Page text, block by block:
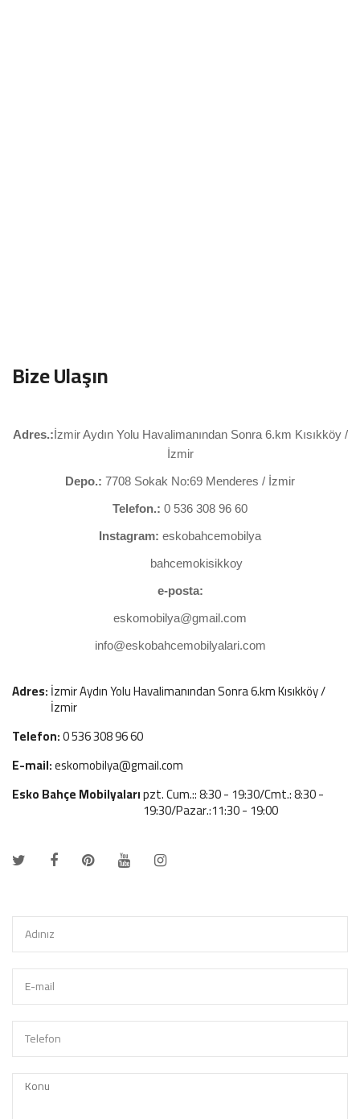
Bize Ulaşın
Adres.:İzmir Aydın Yolu Havalimanından Sonra 6.km Kısıkköy /
İzmir
Depo.: 7708 Sokak No:69 Menderes / İzmir
Telefon.: 0 536 308 96 60
Instagram: eskobahcemobilya
bahcemokisikkoy
e-posta:
eskomobilya@gmail.com
info@eskobahcemobilyalari.com
Adres:İzmir Aydın Yolu Havalimanından Sonra 6.km Kısıkköy /
İzmir
Telefon:0 536 308 96 60
E-mail:eskomobilya@gmail.com
Esko Bahçe Mobilyalarıpzt. Cum.:: 8:30 - 19:30/Cmt.: 8:30 -
19:30/Pazar.:11:30 - 19:00